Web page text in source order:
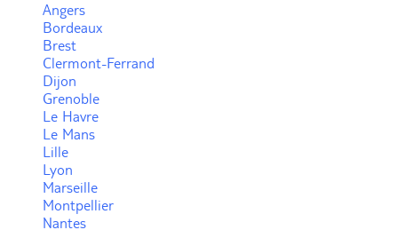
Angers
Bordeaux
Brest
Clermont-Ferrand
Dijon
Grenoble
Le Havre
Le Mans
Lille
Lyon
Marseille
Montpellier
Nantes